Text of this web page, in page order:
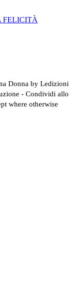
FELICITÀ
Donna by Ledizioni
- Condividi allo
where otherwise